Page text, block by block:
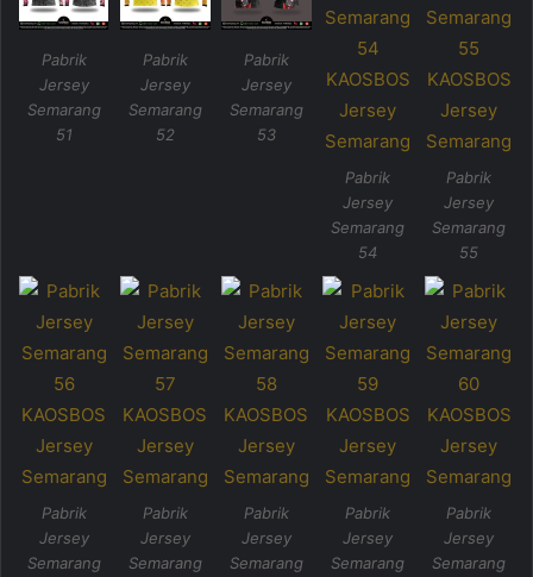
Pabrik
Jersey
Semarang
51
Pabrik
Jersey
Semarang
52
Pabrik
Jersey
Semarang
53
Pabrik
Jersey
Semarang
54
Pabrik
Jersey
Semarang
55
Pabrik
Jersey
Semarang
Pabrik
Jersey
Semarang
Pabrik
Jersey
Semarang
Pabrik
Jersey
Semarang
Pabrik
Jersey
Semarang